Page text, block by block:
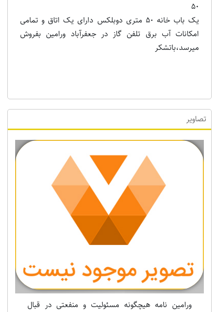
۵۰
یک باب خانه ۵۰ متری دوبلکس دارای یک اتاق و تمامی
امکانات آب برق تلفن گاز در جعفرآباد ورامین بفروش
میرسد،باتشکر
تصاویر
ورامین نامه هیچگونه مسئولیت و منفعتی در قبال